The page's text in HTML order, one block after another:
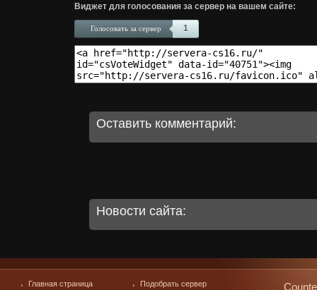
Виджет для голосования за сервер на вашем сайте:
1
Голосовать за сервер
Оставить комментарий:
Новости сайта:
Главная страница
Подобрать сервер